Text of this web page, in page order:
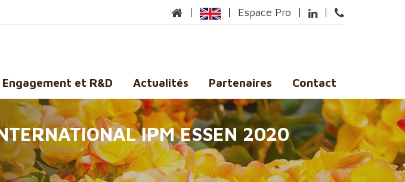
Espace Pro
et R&D Actualités Partenaires Contact
IPM ESSEN 2020